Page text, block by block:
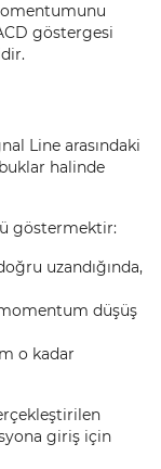
göstergesi
Line arasındaki
halinde
göstermektir:
uzandığında,
düşüş
o kadar
giriş için